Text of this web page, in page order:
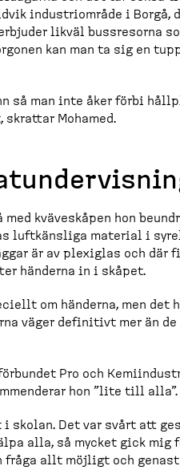
industri­område i Borgå,
likväl bussresorna
kan man ta sig en
så man inte åker förbi
skrattar Mohamed.
kväveskåpen hon
luftkänsliga material i
är av plexiglas och där
händerna in i skåpet.
om händerna, men det
väger definitivt mer än de
Pro och
hon ”lite till alla”.
i skolan. Det var svårt att
alla, så mycket gick mig
fråga allt möjligt och genast